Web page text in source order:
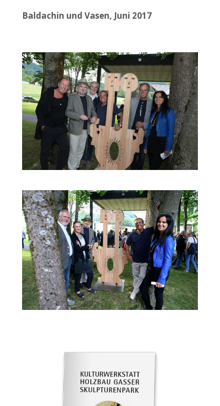
Baldachin und Vasen, Juni 2017